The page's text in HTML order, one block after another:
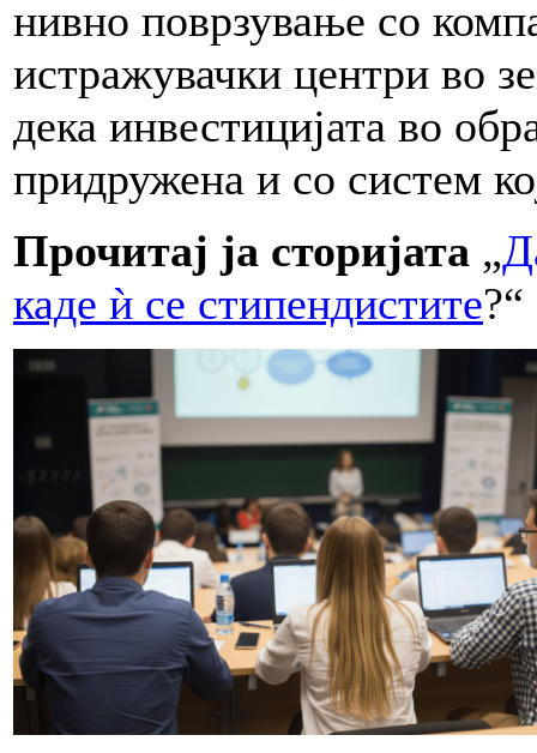
нивно поврзување со
истражувачки центри во
дека инвестицијата во
придружена и со систем
Прочитај ја сторијата „
каде ѝ се стипендистите?“